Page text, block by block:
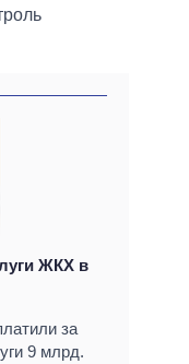
ЖКХ в
за
9 млрд.